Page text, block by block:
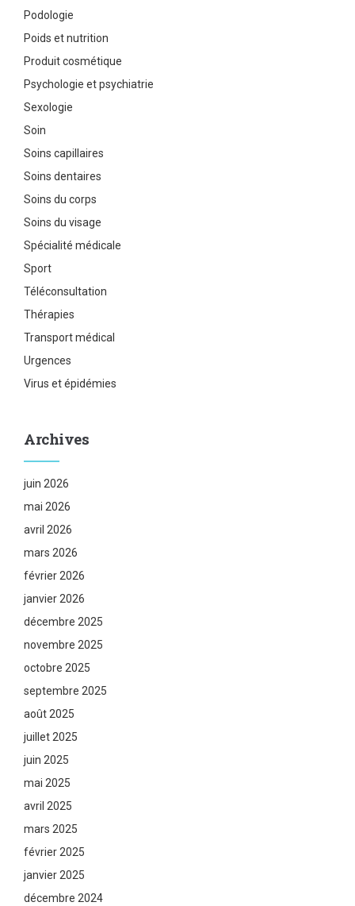
Podologie
Poids et nutrition
Produit cosmétique
Psychologie et psychiatrie
Sexologie
Soin
Soins capillaires
Soins dentaires
Soins du corps
Soins du visage
Spécialité médicale
Sport
Téléconsultation
Thérapies
Transport médical
Urgences
Virus et épidémies
Archives
juin 2026
mai 2026
avril 2026
mars 2026
février 2026
janvier 2026
décembre 2025
novembre 2025
octobre 2025
septembre 2025
août 2025
juillet 2025
juin 2025
mai 2025
avril 2025
mars 2025
février 2025
janvier 2025
décembre 2024